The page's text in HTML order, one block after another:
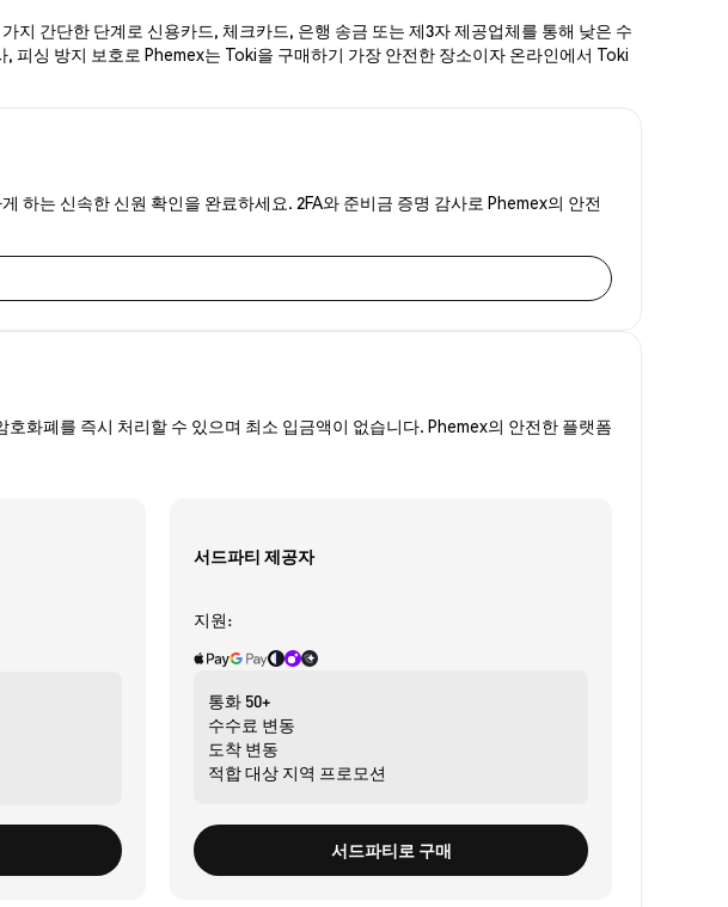
간단한 단계로 신용카드, 체크카드, 은행 송금 또는 제3자 제공업체를 통해 낮은 수
피싱 방지 보호로 Phemex는 Toki을 구매하기 가장 안전한 장소이자 온라인에서 Toki
하는 신속한 신원 확인을 완료하세요. 2FA와 준비금 증명 감사로 Phemex의 안전
화폐를 즉시 처리할 수 있으며 최소 입금액이 없습니다. Phemex의 안전한 플랫폼
서드파티 제공자
지원:
통화 50+
수수료 변동
도착 변동
적합 대상 지역 프로모션
서드파티로 구매